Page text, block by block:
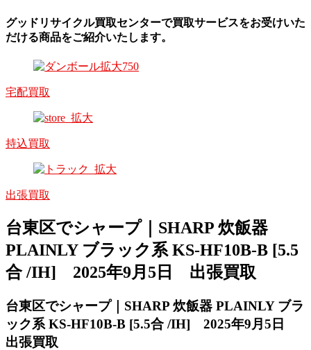
グッドリサイクル買取センターで買取サービスをお受けいた
だける商品をご紹介いたします。
宅配買取
持込買取
出張買取
台東区でシャープ｜SHARP 炊飯器
PLAINLY ブラック系 KS-HF10B-B [5.5
合 /IH] 2025年9月5日 出張買取
台東区でシャープ｜SHARP 炊飯器 PLAINLY ブラ
ック系 KS-HF10B-B [5.5合 /IH] 2025年9月5日
出張買取